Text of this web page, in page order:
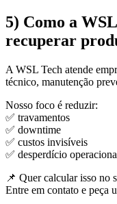
5) Como a
recuperar
A WSL Tech atende
técnico, manutenção
Nosso foco é reduzir:
✅ travamentos
✅ downtime
✅ custos invisíveis
✅ desperdício
📌 Quer calcular isso no
Entre em contato e peça